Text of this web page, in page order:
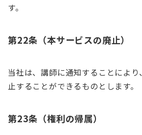
す。
第22条（本サービスの廃止）
当社は、講師に通知することによ
止することができるものとします。
第23条（権利の帰属）